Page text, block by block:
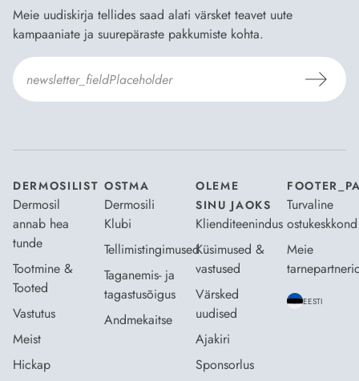
Meie uudiskirja tellides saad alati värsket teavet uute
kampaaniate ja suurepäraste pakkumiste kohta.
DERMOSILIST
Dermosil
annab hea
tunde
Tootmine &
Tooted
Vastutus
Meist
Hickap
OSTMA
Dermosili
Klubi
Tellimistingimused
Taganemis- ja
tagastusõigus
Andmekaitse
OLEME
SINU JAOKS
Klienditeenindus
Küsimused &
vastused
Värsked
uudised
Ajakiri
Sponsorlus
Turvaline
ostukeskkond
Meie
EESTI